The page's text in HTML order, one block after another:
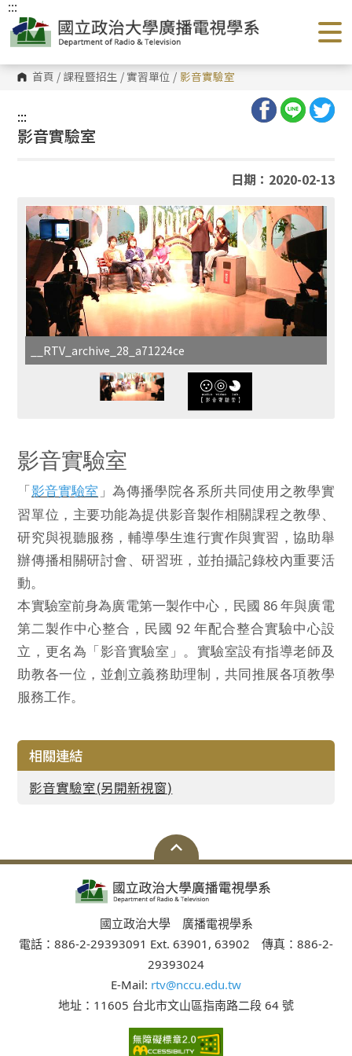
跳
到
主
要
內
容
區 首頁 / 課程暨招生 /實習單位 / 影音實驗室
:::
:::
影音實驗室
日期：2020-02-13
__RTV_archive_28_a71224ce
影音實驗室
「影音實驗室 」為傳播學院各系所共同使用之教學實
習單位，主要功能為提供影音製作相關課程之教學、
研究與視聽服務，輔導學生進行實作與實習，協助舉
辦傳播相關研討會、研習班，並拍攝記錄校內重要活
動。
本實驗室前身為廣電第一製作中心，民國 86 年與廣電
第二製作中心整合，民國 92 年配合整合實驗中心設
立，更名為「影音實驗室」。實驗室設有指導老師及
助教各一位，並創立義務助理制，共同推展各項教學
服務工作。
相關連結
影音實驗室(另開新視窗)
國立政治大學 廣播電視學系
電話：886-2-29393091 Ext. 63901, 63902 傳真：886-2-
29393024
E-Mail: rtv@nccu.edu.tw
地址：11605 台北市文山區指南路二段 64 號